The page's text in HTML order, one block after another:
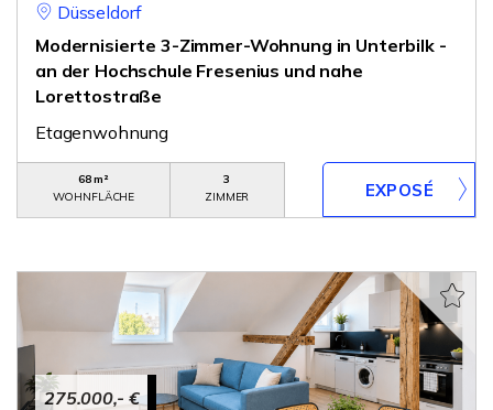
Düsseldorf
Modernisierte 3-Zimmer-Wohnung in Unterbilk -
an der Hochschule Fresenius und nahe
Lorettostraße
Etagenwohnung
68 m²
WOHNFLÄCHE
3
ZIMMER
275.000,- €